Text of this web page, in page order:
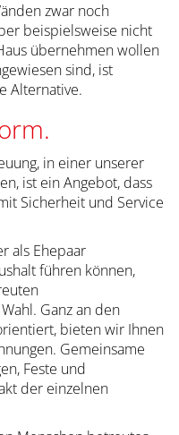
zwar noch
beispielsweise nicht
übernehmen wollen
sind, ist
Alternative.
in einer unserer
ist ein Angebot, dass
Sicherheit und Service
als Ehepaar
führen können,
Ganz an den
bieten wir Ihnen
Gemeinsame
Feste und
der einzelnen